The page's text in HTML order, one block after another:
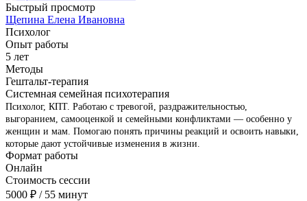
Быстрый просмотр
Щепина Елена Ивановна
Психолог
Опыт работы
5 лет
Методы
Гештальт-терапия
Системная семейная психотерапия
Психолог, КПТ. Работаю с тревогой, раздражительностью,
выгоранием, самооценкой и семейными конфликтами — особенно у
женщин и мам. Помогаю понять причины реакций и освоить навыки,
которые дают устойчивые изменения в жизни.
Формат работы
Онлайн
Стоимость сессии
5000 ₽ / 55 минут